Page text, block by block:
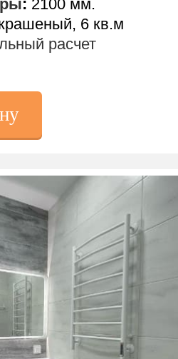
: 2100 мм.
6 кв.м
расчет